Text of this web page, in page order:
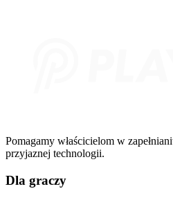
Pomagamy właścicielom w
przyjaznej technologii.
Dla graczy